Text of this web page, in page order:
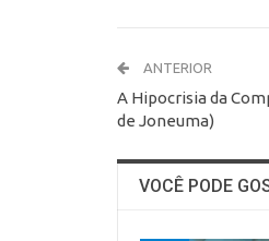
ANTERIOR
A Hipocrisia da
de Joneuma)
VOCÊ PODE